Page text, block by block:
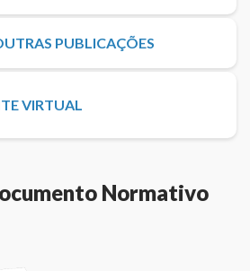
PUBLICAÇÕES
VIRTUAL
Normativo